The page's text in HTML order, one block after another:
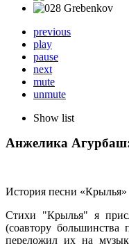
previous
play
pause
next
mute
unmute
Show list
Анжелика
История песни «Крылья»
Стихи "Крылья" я
(соавтору большинства
переложил их на